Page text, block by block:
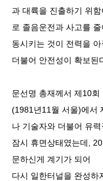
과 대륙을 진출하기 위
로 졸음운전과 사고를
동시키는 것이 전력을
더불어 안전성이 확보된
문선명 총재께서 제10회
(1981년11월 서울)에서
나 기술자와 더불어 유
잠시 휴면상태였는데,
문하신게 계기가 되어
다시 일한터널을 완성하